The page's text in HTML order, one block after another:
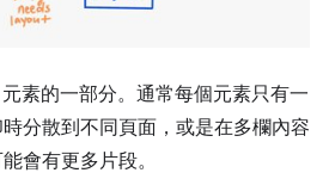
素的一部分。通常每個元素只有一
分散到不同頁面，或是在多欄內容
會有更多片段。